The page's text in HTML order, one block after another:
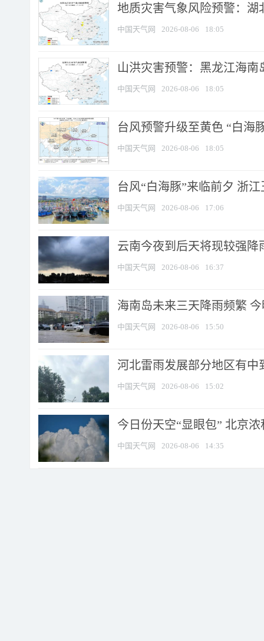
地质灾害气象风险预警：湖
中国天气网 2026-08-06 18:05
山洪灾害预警：黑龙江海
中国天气网 2026-08-06 18:05
台风预警升级至黄色 “白海
中国天气网 2026-08-06 18:05
台风“白海豚”来临前夕 浙
中国天气网 2026-08-06 17:06
云南今夜到后天将现较强降
中国天气网 2026-08-06 16:37
海南岛未来三天降雨频繁
中国天气网 2026-08-06 15:50
河北雷雨发展部分地区有中
中国天气网 2026-08-06 15:02
今日份天空“显眼包” 北京
中国天气网 2026-08-06 14:35